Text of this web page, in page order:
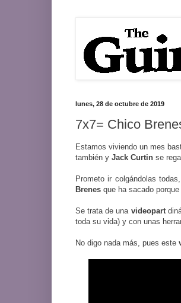
lunes, 28 de octubre de 2019
7x7= Chico
Estamos viviendo un mes
también y Jack Curtin se
Prometo ir colgándolas
Brenes que ha sacado
Se trata de una videopart
toda su vida) y con unas
No digo nada más, pues este